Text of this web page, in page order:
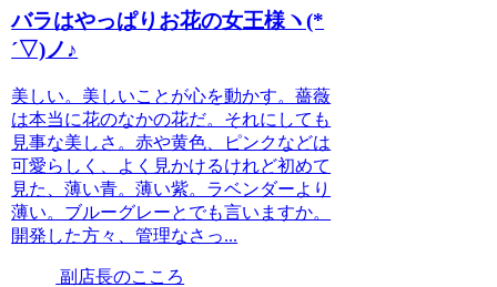
バラはやっぱりお花の女王様ヽ(*
´▽)ノ♪
美しい。美しいことが心を動かす。薔薇
は本当に花のなかの花だ。それにしても
見事な美しさ。赤や黄色、ピンクなどは
可愛らしく、よく見かけるけれど初めて
見た、薄い青。薄い紫。ラベンダーより
薄い。ブルーグレーとでも言いますか。
開発した方々、管理なさっ...
副店長のこころ